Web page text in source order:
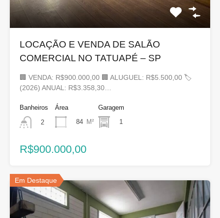
LOCAÇÃO E VENDA DE SALÃO
COMERCIAL NO TATUAPÉ – SP
🏢 VENDA: R$900.000,00 🏢 ALUGUEL: R$5.500,00 🏷
(2026) ANUAL: R$3.358,30…
Banheiros
2
Área
84 M²
Garagem
1
R$900.000,00
Em Destaque